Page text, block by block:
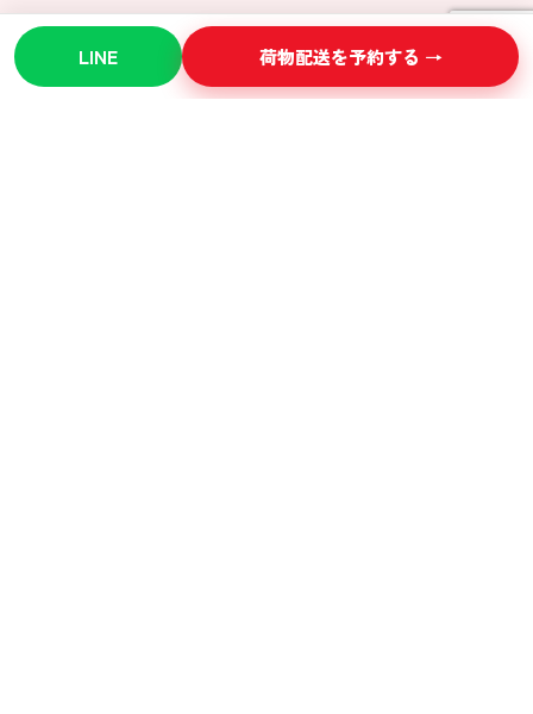
公開日 : 2025年10月30日
LINE 荷物配送を予約する →